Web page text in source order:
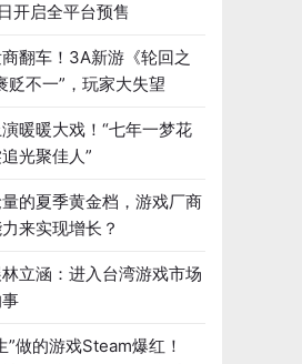
开启全平台预售
翻车！3A新游《轮回之
贬不一”，玩家大失望
暖暖大戏！“七年一梦花
光聚佳人”
的夏季黄金档，游戏厂商
来实现增长？
立涵：进入台湾游戏市场
”做的游戏Steam爆红！